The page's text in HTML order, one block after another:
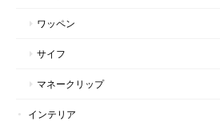
ワッペン
サイフ
マネークリップ
インテリア